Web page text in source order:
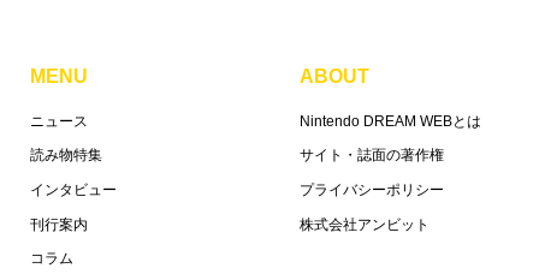
MENU
ニュース
読み物特集
インタビュー
刊行案内
コラム
ABOUT
Nintendo DREAM WEBとは
サイト・誌面の著作権
プライバシーポリシー
株式会社アンビット